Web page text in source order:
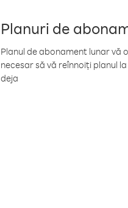
Planuri de
Planul de abonament lunar vă
necesar să vă reînnoiți planul
deja